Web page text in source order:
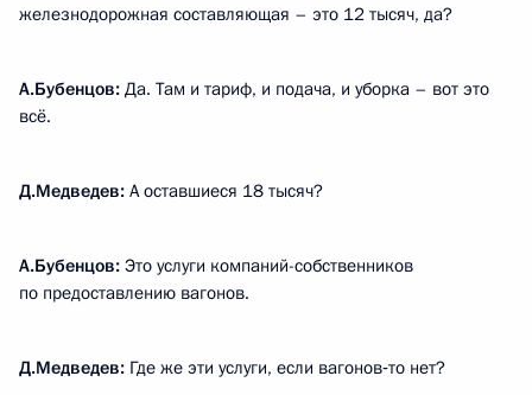
железнодорожная составляющая – это 12 тысяч, да?
А.Бубенцов: Да. Там и тариф, и подача, и уборка – вот это
всё.
Д.Медведев: А оставшиеся 18 тысяч?
А.Бубенцов: Это услуги компаний-собственников
по предоставлению вагонов.
Д.Медведев: Где же эти услуги, если вагонов‑то нет?